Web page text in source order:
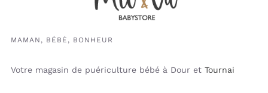
MAMAN, BÉBÉ, BONHEUR
Votre magasin de puériculture bébé à Dour et Tournai